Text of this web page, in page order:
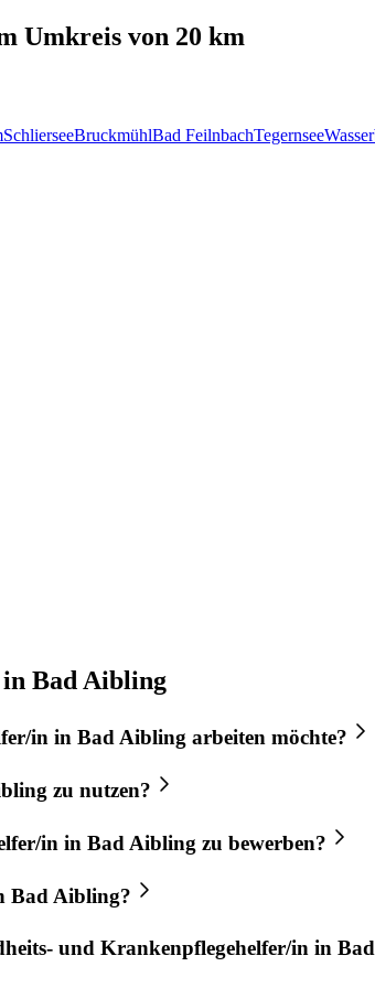
Umkreis von 20 km
SchlierseeBruckmühlBad FeilnbachTegernsee
Bad Aibling
in in Bad Aibling arbeiten möchte?
zu nutzen?
in in Bad Aibling zu bewerben?
Bad Aibling?
und Krankenpflegehelfer/in in